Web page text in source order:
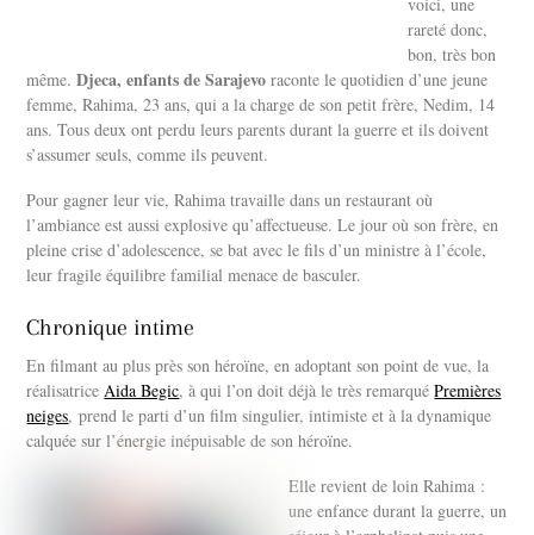
voici, une
rareté donc,
bon, très bon
même.Djeca, enfants de Sarajevo raconte le quotidien d’une jeune
femme, Rahima, 23 ans, qui a la charge de son petit frère, Nedim, 14
ans. Tous deux ont perdu leurs parents durant la guerre et ils doivent
s’assumer seuls, comme ils peuvent.
Pour gagner leur vie, Rahima travaille dans un restaurant où
l’ambiance est aussi explosive qu’affectueuse. Le jour où son frère, en
pleine crise d’adolescence, se bat avec le fils d’un ministre à l’école,
leur fragile équilibre familial menace de basculer.
Chronique intime
En filmant au plus près son héroïne, en adoptant son point de vue, la
réalisatriceAida Begic, à qui l’on doit déjà le très remarquéPremières
neiges, prend le parti d’un film singulier, intimiste et à la dynamique
calquée sur l’énergie inépuisable de son héroïne.
Elle revient de loin Rahima :
une enfance durant la guerre, un